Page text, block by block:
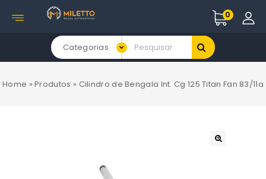
0
Categorias
Home »Produtos » Cilindro de Bengala Int. Cg 125 Titan Fan 83/11a